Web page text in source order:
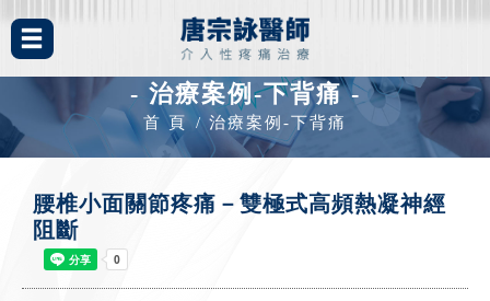
- 治療案例-下背痛 -
首 頁 治療案例-下背痛
腰椎小面關節疼痛－雙極式高頻熱凝神經
阻斷